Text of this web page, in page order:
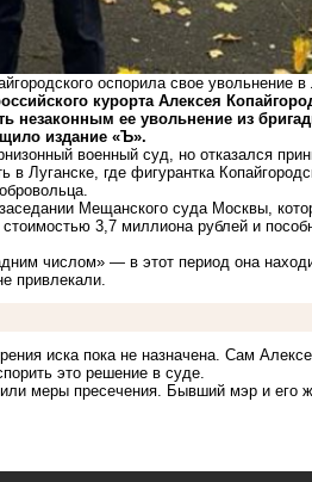
оспорила свое увольнение в
курорта Алексея
незаконным ее увольнение из
издание «Ъ».
военный суд, но отказался
в Луганске, где фигурантка
Мещанского суда Москвы,
3,7 миллиона рублей и
числом» — в этот период она
привлекали.
иска пока не назначена. Сам
это решение в суде.
меры пресечения. Бывший мэр и его